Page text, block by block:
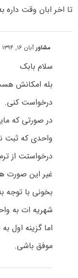
تا اخر ابان وقت داره
مشاورآبان ۱۶, ۱۳۹۴ at ۱:۳۴ ب٫ظ
سلام بابک
بله امکانش
درخواست کنی.
در صورتی که
واحدی که ثبت
درخواستت از
غیر این صورت
بخونی با توجه
شهریه ات به
اما گزینه اول
موفق باشی.